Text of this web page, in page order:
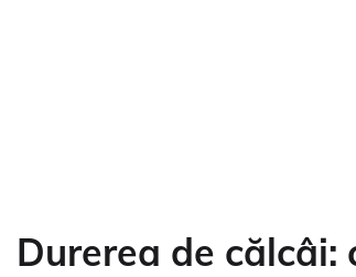
Durerea de